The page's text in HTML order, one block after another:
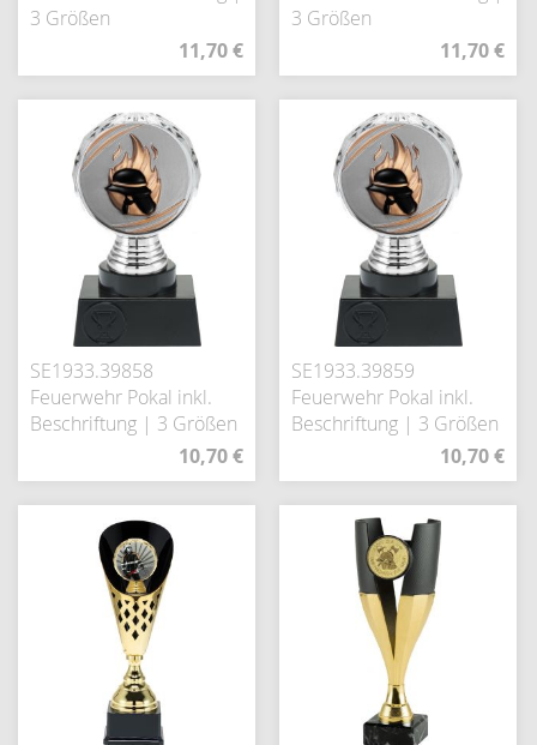
3 Größen
11,70 €
3 Größen
11,70 €
SE1933.39858
Feuerwehr Pokal inkl.
Beschriftung | 3 Größen
10,70 €
SE1933.39859
Feuerwehr Pokal inkl.
Beschriftung | 3 Größen
10,70 €